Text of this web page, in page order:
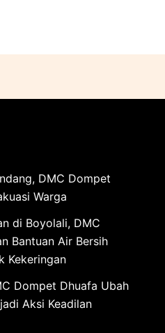
DMC Dompet
Warga
di Boyolali, DMC
Bantuan Air Bersih
Kekeringan
Dompet Dhuafa Ubah
Aksi Keadilan